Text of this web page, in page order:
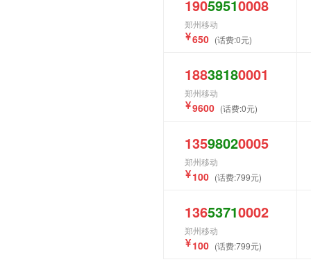
19059510008
郑州移动
650 (话费:0元)
18838180001
郑州移动
9600 (话费:0元)
13598020005
郑州移动
100 (话费:799元)
13653710002
郑州移动
100 (话费:799元)